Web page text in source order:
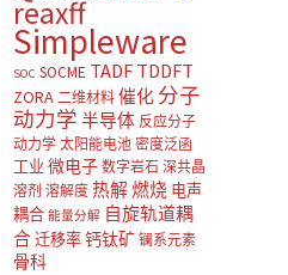
reaxff
Simpleware
SOC SOCME TADF TDDFT
ZORA 二维材料 催化 分子
动力学 半导体 反应分子
动力学 太阳能电池 密度泛函
工业 微电子 数字岩石 深共晶
溶剂 溶解度 热解燃烧 电声
耦合 能量分解 自旋轨道耦
合迁移率钙钛矿 镧系元素
骨科